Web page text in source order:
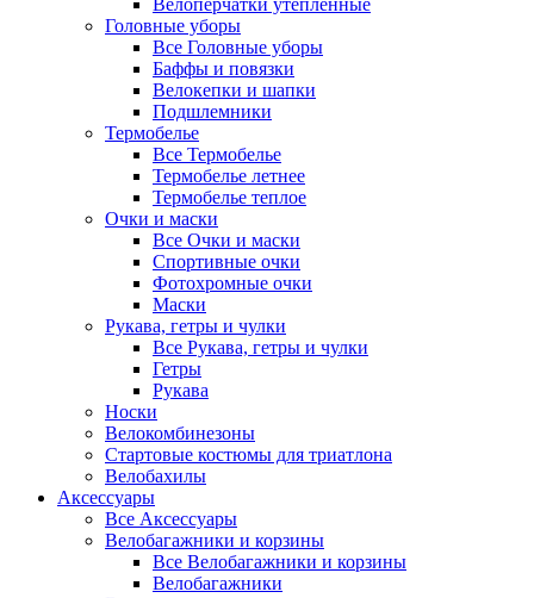
Велоперчатки утепленные
Головные уборы
Все Головные уборы
Баффы и повязки
Велокепки и шапки
Подшлемники
Термобелье
Все Термобелье
Термобелье летнее
Термобелье теплое
Очки и маски
Все Очки и маски
Спортивные очки
Фотохромные очки
Маски
Рукава, гетры и чулки
Все Рукава, гетры и чулки
Гетры
Рукава
Носки
Велокомбинезоны
Стартовые костюмы для триатлона
Велобахилы
Аксессуары
Все Аксессуары
Велобагажники и корзины
Все Велобагажники и корзины
Велобагажники